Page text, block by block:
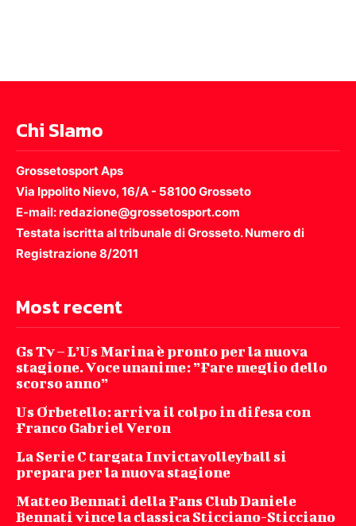
Chi SIamo
Grossetosport Aps
Via Ippolito Nievo, 16/A - 58100 Grosseto
E-mail: redazione@grossetosport.com
Testata iscritta al tribunale di Grosseto. Numero di
Registrazione 8/2011
Most recent
Gs Tv – L’Us Marina è pronto per la nuova
stagione. Voce unanime: ”Fare meglio dello
scorso anno”
Us Orbetello: arriva il colpo in difesa con
Franco Gabriel Veron
La Serie C targata Invictavolleyball si
prepara per la nuova stagione
Matteo Bennati della Fans Club Daniele
Bennati vince la classica Sticciano-Sticciano